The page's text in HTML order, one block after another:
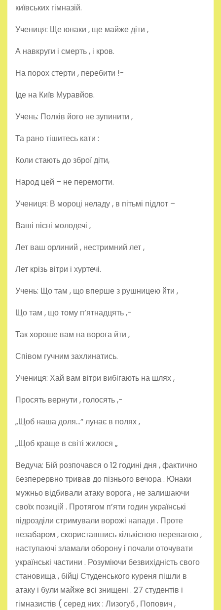
київських гімназій.
Учениця: Ще юнаки , ще майже діти ,
А навкруги і смерть , і кров.
На порох стерти , перебити !-
Іде на Київ Муравйов.
Учень: Полків його не зупинити ,
Та рано тішитесь кати :
Коли стають до зброї діти,
Народ цей – не перемогти.
Учениця: В мороці неладу , в пітьмі підлот –
Ваші пісні молодечі ,
Лет ваш орлиний , нестримний лет ,
Лет крізь вітри і хуртечі.
Учень: Що там , що вперше з рушницею йти ,
Що там , що тому п’ятнадцять ,-
Так хороше вам на ворога йти ,
Співом гучним захлинатись.
Учениця: Хай вам вітри вибігають на шлях ,
Просять вернути , голосять ,-
„Щоб наша доля…” лунає в полях ,
„Щоб краще в світі жилося „
Ведуча: Бій розпочався о 12 годині дня , фактично
безперервно тривав до пізнього вечора . Юнаки
мужньо відбивали атаку ворога , не залишаючи
своїх позицій . Протягом п’яти годин українські
підрозділи стримували ворожі напади . Проте
незабаром , скориставшись кількісною перевагою ,
наступаючі зламали оборону і почали оточувати
українські частини . Розуміючи безвихідність свого
становища , бійці Студенського куреня пішли в
атаку і були майже всі знищені . 27 студентів і
гімназистів ( серед них : Лизогуб , Попович ,